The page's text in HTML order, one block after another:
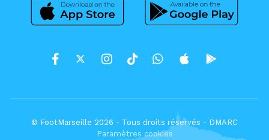
© FootMarseille 2026 - Tous droits réservés - DMARC
Paramètres cookies